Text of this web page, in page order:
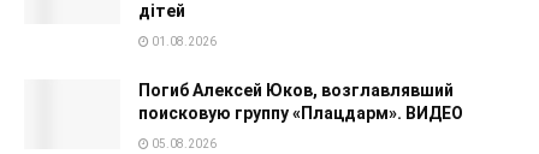
дітей
01.08.2026
Погиб Алексей Юков, возглавлявший
поисковую группу «Плацдарм». ВИДЕО
05.08.2026